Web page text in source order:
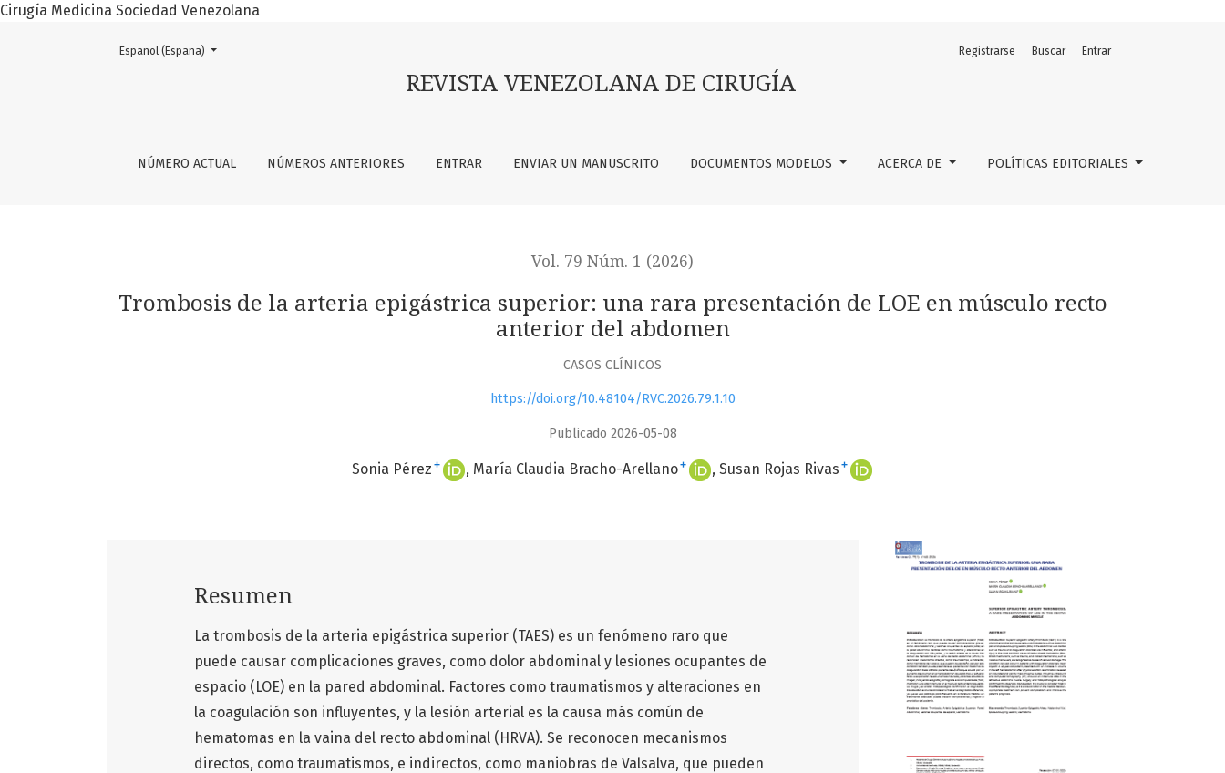
Cirugía Medicina Sociedad Venezolana
Trombosis de la arteria epigástrica superior: una rara presentación de LOE en músculo recto anterior del abdomen
REVISTA VENEZOLANA DE CIRUGÍA
NÚMERO ACTUAL NÚMEROS ANTERIORES ENTRAR ENVIAR UN MANUSCRITO DOCUMENTOS MODELOS ACERCA DE POLÍTICAS EDITORIALES
Registrarse Buscar Entrar
Cambiar el idioma. El actual es:
Español (España)
Vol. 79 Núm. 1 (2026)
Trombosis de la arteria epigástrica superior: una rara presentación de LOE en músculo recto
anterior del abdomen
CASOS CLÍNICOS
https://doi.org/10.48104/RVC.2026.79.1.10
Publicado 2026-05-08
Sonia Pérez + María Claudia Bracho-Arellano+ Susan Rojas Rivas +
Resumen
La trombosis de la arteria epigástrica superior (TAES) es un fenómeno raro que
puede causar complicaciones graves, como dolor abdominal y lesiones ocupantes de
espacio (LOE) en la pared abdominal. Factores como traumatismos y alteraciones en
la coagulación son influyentes, y la lesión arterial es la causa más común de
hematomas en la vaina del recto abdominal (HRVA). Se reconocen mecanismos
directos, como traumatismos, e indirectos, como maniobras de Valsalva, que pueden